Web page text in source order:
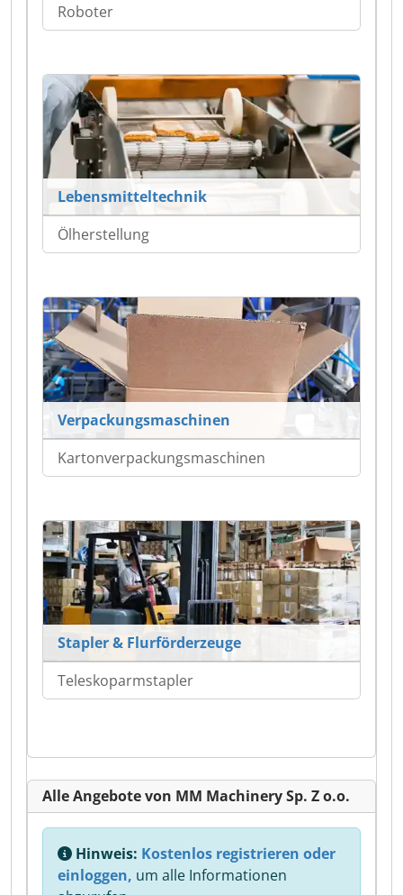
Roboter
Lebensmitteltechnik
Ölherstellung
Verpackungsmaschinen
Kartonverpackungsmaschinen
Stapler & Flurförderzeuge
Teleskoparmstapler
Alle Angebote von MM Machinery Sp. Z o.o.
Hinweis: Kostenlos registrieren oder
einloggen, um alle Informationen